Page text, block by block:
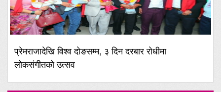
प्रेमराजादेखि विश्व दोङसम्म, ३ दिन दरबार रोधीमा
लोकसंगीतको उत्सव